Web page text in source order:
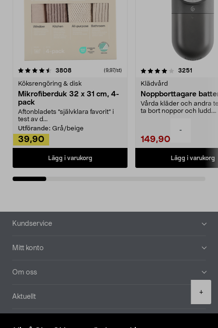
-
+
3808recensioner (9,97/st)
Köksrengöring & disk
Mikrofiberduk 32 x 31 cm, 4-
pack
Aftonbladets "självklara favorit” i
test av d...
Utförande: Grå/beige
39,90
Lägg i varukorg
4.0av 5 stjärnor 3251
Klädvård
Noppborttagare
Vårda kläder och andra
ta bort noppor och ludd.
149,90
Lägg i varukorg
4.5av 5 stjärnor
Sidfot
Kundservice
Mitt konto
Om oss
Aktuellt